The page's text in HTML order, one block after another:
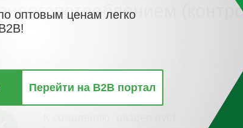
оптовым ценам легко
Перейти на B2B портал